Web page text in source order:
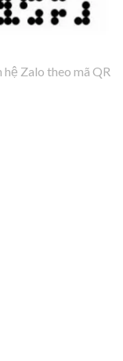
Zalo theo mã QR